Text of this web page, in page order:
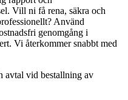
Vill ni få rena, säkra och
Använd
genomgång i
Vi återkommer snabbt med